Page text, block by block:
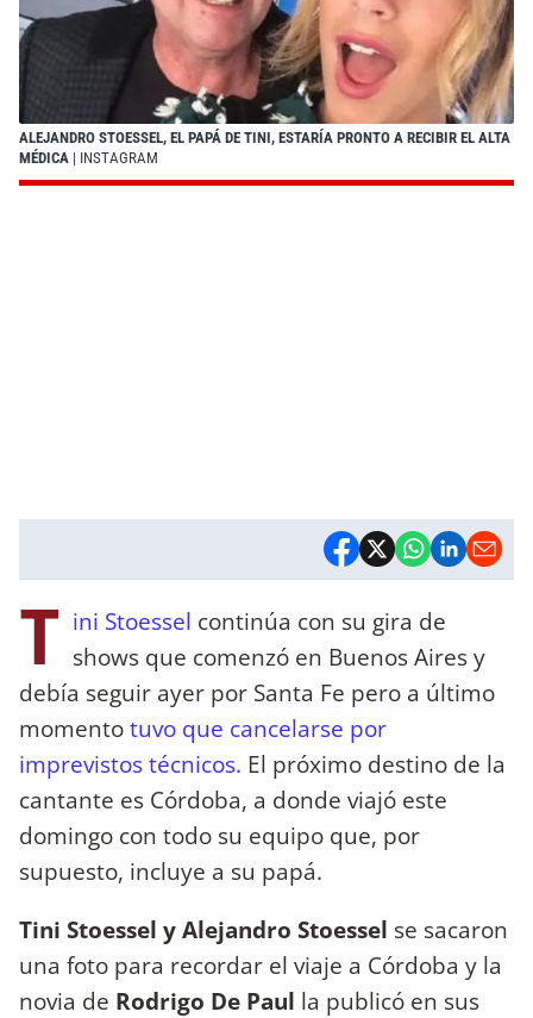
ALEJANDRO STOESSEL, EL PAPÁ DE TINI, ESTARÍA PRONTO A RECIBIR EL ALTA
MÉDICA | INSTAGRAM
T ini Stoessel continúa con su gira de
shows que comenzó en Buenos Aires y
debía seguir ayer por Santa Fe pero a último
momentotuvo que cancelarse por
imprevistos técnicos. El próximo destino de la
cantante es Córdoba, a donde viajó este
domingo con todo su equipo que, por
supuesto, incluye a su papá.
Tini Stoessel y Alejandro Stoessel se sacaron
una foto para recordar el viaje a Córdoba y la
novia de Rodrigo De Paul la publicó en sus